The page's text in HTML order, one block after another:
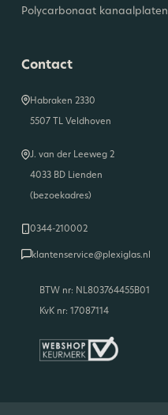
Polycarbonaat kanaalplaten
Contact
Habraken 2330
5507 TL Veldhoven
J. van der Leeweg 2
4033 BD Lienden
(bezoekadres)
0344-210002
klantenservice@plexiglas.nl
BTW nr: NL803764455B01
KvK nr: 17087114